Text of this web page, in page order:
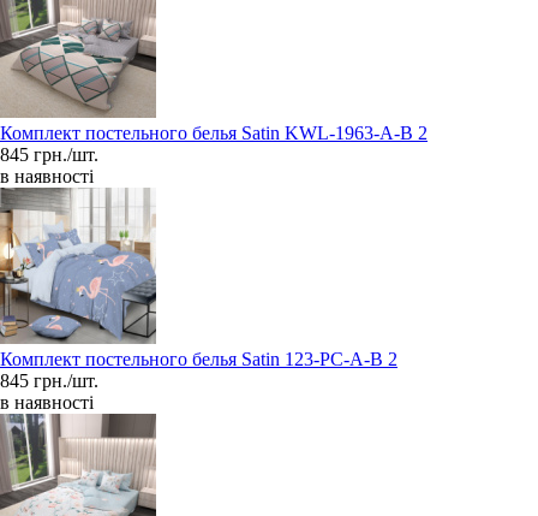
Комплект постельного белья Satin KWL-1963-A-B 2
845 грн./шт.
в наявності
Комплект постельного белья Satin 123-PC-A-B 2
845 грн./шт.
в наявності